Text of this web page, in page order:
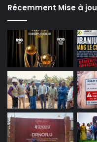
Récemment Mise à